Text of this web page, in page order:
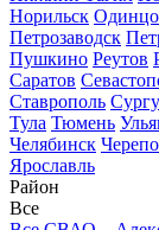
Норильск
Петрозаводск
Пушкино Реутов
Саратов
Ставрополь
Тула Тюмень
Челябинск
Ярославль
Район
Все